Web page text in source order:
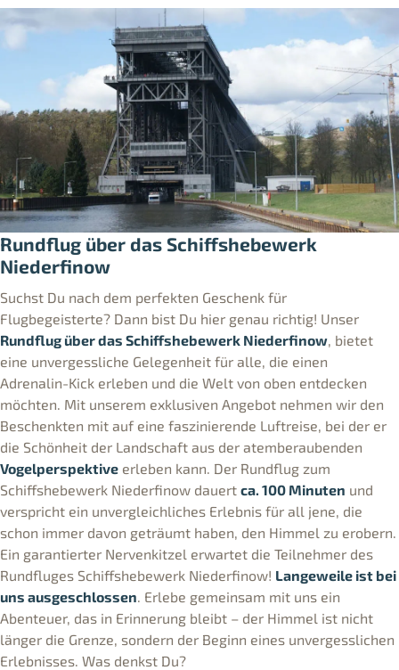
Rundflug über das Schiffshebewerk
Niederfinow
Suchst Du nach dem perfekten Geschenk für
Flugbegeisterte? Dann bist Du hier genau richtig! Unser
Rundflug über das Schiffshebewerk Niederfinow , bietet
eine unvergessliche Gelegenheit für alle, die einen
Adrenalin-Kick erleben und die Welt von oben entdecken
möchten. Mit unserem exklusiven Angebot nehmen wir den
Beschenkten mit auf eine faszinierende Luftreise, bei der er
die Schönheit der Landschaft aus der atemberaubenden
Vogelperspektive erleben kann. Der Rundflug zum
Schiffshebewerk Niederfinow dauert ca. 100 Minuten und
verspricht ein unvergleichliches Erlebnis für all jene, die
schon immer davon geträumt haben, den Himmel zu erobern.
Ein garantierter Nervenkitzel erwartet die Teilnehmer des
Rundfluges Schiffshebewerk Niederfinow! Langeweile ist bei
uns ausgeschlossen . Erlebe gemeinsam mit uns ein
Abenteuer, das in Erinnerung bleibt – der Himmel ist nicht
länger die Grenze, sondern der Beginn eines unvergesslichen
Erlebnisses. Was denkst Du?